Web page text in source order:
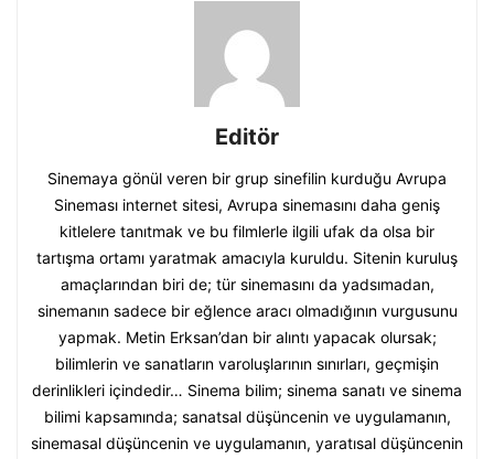
Editör
Sinemaya gönül veren bir grup sinefilin kurduğu Avrupa
Sineması internet sitesi, Avrupa sinemasını daha geniş
kitlelere tanıtmak ve bu filmlerle ilgili ufak da olsa bir
tartışma ortamı yaratmak amacıyla kuruldu. Sitenin kuruluş
amaçlarından biri de; tür sinemasını da yadsımadan,
sinemanın sadece bir eğlence aracı olmadığının vurgusunu
yapmak. Metin Erksan’dan bir alıntı yapacak olursak;
bilimlerin ve sanatların varoluşlarının sınırları, geçmişin
derinlikleri içindedir… Sinema bilim; sinema sanatı ve sinema
bilimi kapsamında; sanatsal düşüncenin ve uygulamanın,
sinemasal düşüncenin ve uygulamanın, yaratısal düşüncenin